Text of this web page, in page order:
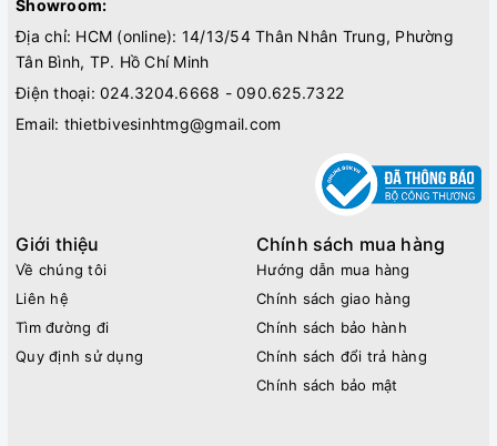
Showroom:
Địa chỉ: HCM (online): 14/13/54 Thân Nhân Trung, Phường
Tân Bình, TP. Hồ Chí Minh
Điện thoại: 024.3204.6668 - 090.625.7322
Email: thietbivesinhtmg@gmail.com
Giới thiệu
Về chúng tôi
Liên hệ
Tìm đường đi
Quy định sử dụng
Chính sách mua hàng
Hướng dẫn mua hàng
Chính sách giao hàng
Chính sách bảo hành
Chính sách đổi trả hàng
Chính sách bảo mật